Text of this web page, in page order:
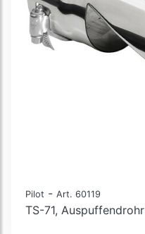
Pilot - Art. 60119
TS-71, Auspuffendrohr